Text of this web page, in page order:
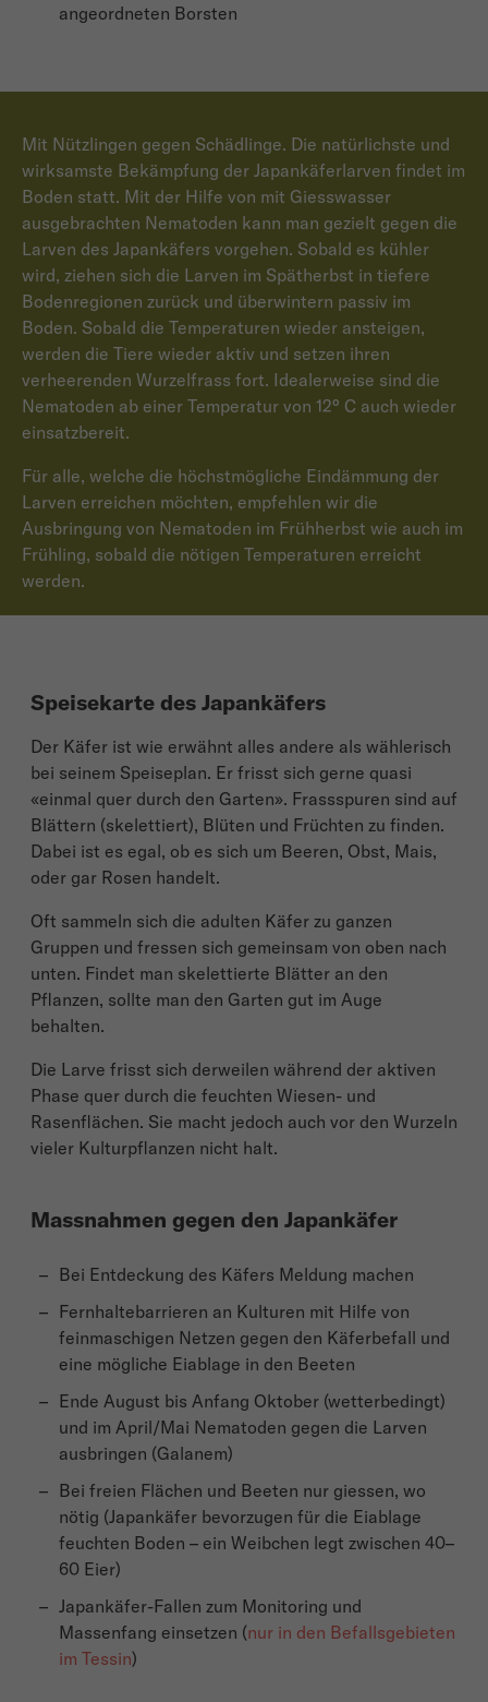
angeordneten Borsten
Mit Nützlingen gegen Schädlinge. Die natürlichste und
wirksamste Bekämpfung der Japankäferlarven findet im
Boden statt. Mit der Hilfe von mit Giesswasser
ausgebrachten Nematoden kann man gezielt gegen die
Larven des Japankäfers vorgehen. Sobald es kühler
wird, ziehen sich die Larven im Spätherbst in tiefere
Bodenregionen zurück und überwintern passiv im
Boden. Sobald die Temperaturen wieder ansteigen,
werden die Tiere wieder aktiv und setzen ihren
verheerenden Wurzelfrass fort. Idealerweise sind die
Nematoden ab einer Temperatur von 12° C auch wieder
einsatzbereit.
Für alle, welche die höchstmögliche Eindämmung der
Larven erreichen möchten, empfehlen wir die
Ausbringung von Nematoden im Frühherbst wie auch im
Frühling, sobald die nötigen Temperaturen erreicht
werden.
Speisekarte des Japankäfers
Der Käfer ist wie erwähnt alles andere als wählerisch
bei seinem Speiseplan. Er frisst sich gerne quasi
«einmal quer durch den Garten». Frassspuren sind auf
Blättern (skelettiert), Blüten und Früchten zu finden.
Dabei ist es egal, ob es sich um Beeren, Obst, Mais,
oder gar Rosen handelt.
Oft sammeln sich die adulten Käfer zu ganzen
Gruppen und fressen sich gemeinsam von oben nach
unten. Findet man skelettierte Blätter an den
Pflanzen, sollte man den Garten gut im Auge
behalten.
Die Larve frisst sich derweilen während der aktiven
Phase quer durch die feuchten Wiesen- und
Rasenflächen. Sie macht jedoch auch vor den Wurzeln
vieler Kulturpflanzen nicht halt.
Massnahmen gegen den Japankäfer
Bei Entdeckung des Käfers Meldung machen
Fernhaltebarrieren an Kulturen mit Hilfe von
feinmaschigen Netzen gegen den Käferbefall und
eine mögliche Eiablage in den Beeten
Ende August bis Anfang Oktober (wetterbedingt)
und im April/Mai Nematoden gegen die Larven
ausbringen (Galanem)
Bei freien Flächen und Beeten nur giessen, wo
nötig (Japankäfer bevorzugen für die Eiablage
feuchten Boden – ein Weibchen legt zwischen 40–
60 Eier)
Japankäfer-Fallen zum Monitoring und
Massenfang einsetzen (nur in den Befallsgebieten
im Tessin)